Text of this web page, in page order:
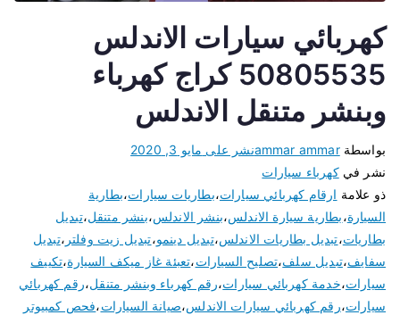
كهربائي سيارات الاندلس
50805535 كراج كهرباء
وبنشر متنقل الاندلس
بواسطةammar ammarنشر على مايو 3, 2020
نشر فيكهرباء سيارات
ذو علامة ارقام كهربائي سيارات،بطاريات سيارات،بطارية
السيارة،بطارية سيارة الاندلس،بنشر الاندلس،بنشر متنقل،تبديل
بطاريات،تبديل بطاريات الاندلس،تبديل دينمو،تبديل زيت وفلتر ،تبديل
سفايف،تبديل سلف،تصليح السيارات،تعبئة غاز ميكف السيارة،تكييف
سيارات،خدمة كهربائي سيارات،رقم كهرباء وبنشر متنقل،رقم كهربائي
سيارات،رقم كهربائي سيارات الاندلس،صيانة السيارات،فحص كمبيوتر